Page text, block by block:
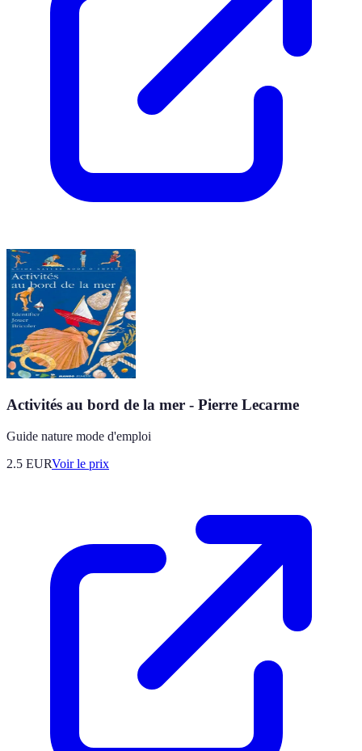
Activités au bord de la mer - Pierre Lecarme
Guide nature mode d'emploi
2.5 EURVoir le prix